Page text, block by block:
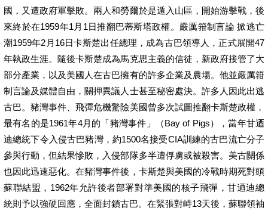
國，又遭政府軍擊敗。兩人和勞爾於是遁入山區，開始游擊戰，後
來終於在1959年1月1日推翻巴蒂斯塔政權。嚴厲箝制言論 掀逃亡
潮1959年2月16日卡斯楚出任總理，成為古巴領導人，正式展開47
年執政生涯。隨後卡斯楚成為馬克思主義的信徒，新政府接管了大
部分產業，以及美國人在古巴擁有的許多企業及農場。他並嚴厲箝
制言論及媒體自由，關押異議人士甚至秘密處決。許多人因此出逃
古巴。豬灣事件、飛彈危機驚險美國曾多次試圖推翻卡斯楚政權，
最有名的是1961年4月的「豬灣事件」（Bay of Pigs），當年甘迺
迪總統下令入侵古巴豬灣，約1500名接受CIA訓練的古巴流亡分子
參與行動，但結果慘敗，入侵部隊多半遭俘虜或被殺害。美古關係
也因此迅速惡化。在豬灣事件後，卡斯楚與美國的冷戰時期死對頭
蘇聯結盟，1962年允許後者部署對準美國的核子飛彈，甘迺迪總
統則予以強硬回應，全面封鎖古巴。在緊張對峙13天後，蘇聯領袖